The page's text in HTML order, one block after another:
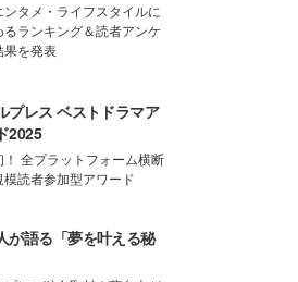
ンタメ・ライフスタイルに
るランキング＆読者アンケ
果を発表
プレス ベストドラマア
2025
！ 全プラットフォーム横断
模読者参加型アワード
が語る「夢を叶える秘